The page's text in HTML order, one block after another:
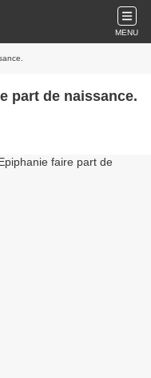
MENU
de l'Epiphanie faire part de naissance.